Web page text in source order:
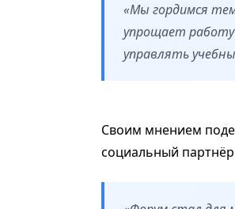
«Мы гордимся
упрощает
управлять
Своим мнением
социальный